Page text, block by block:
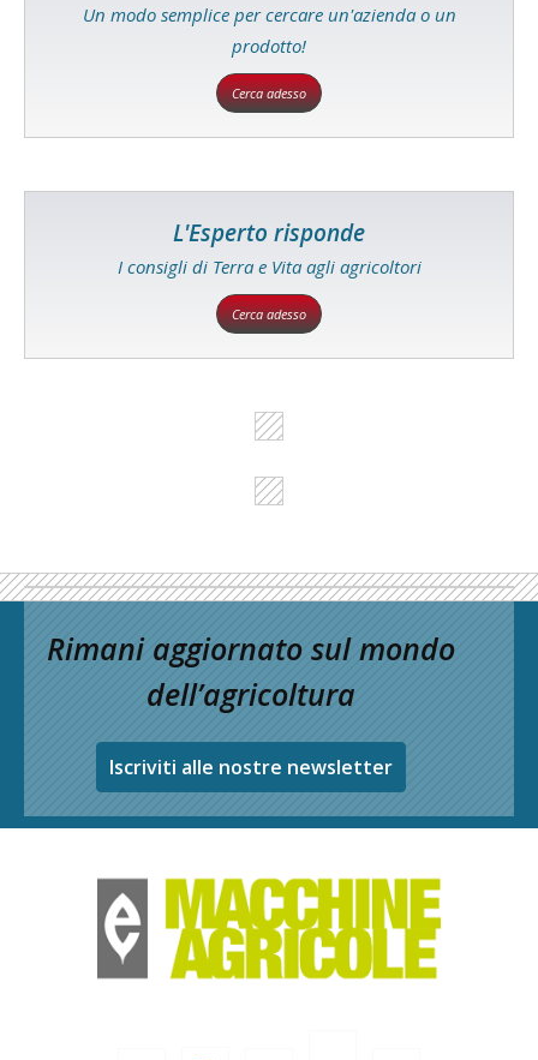
Un modo semplice per cercare un'azienda o un
prodotto!
Cerca adesso
L'Esperto risponde
I consigli di Terra e Vita agli agricoltori
Cerca adesso
Rimani aggiornato sul mondo
dell’agricoltura
Iscriviti alle nostre newsletter